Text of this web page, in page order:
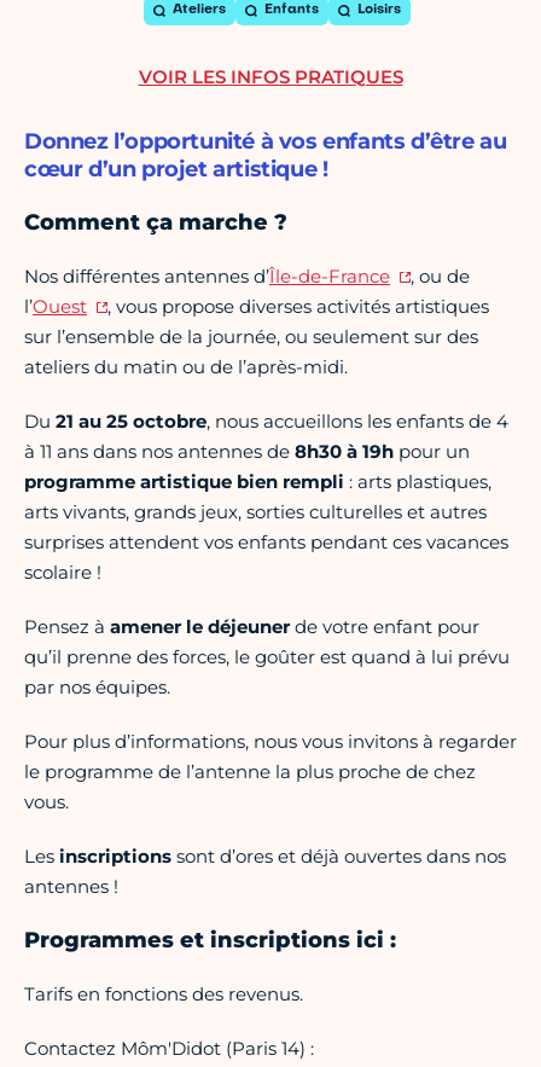
Ateliers Enfants Loisirs
Donnez l’opportunité à vos enfants d’être au
cœur d’un projet artistique !
Comment ça marche ?
Nos différentes antennes d’Île-de-France
, ou de
l’Ouest
, vous propose diverses activités artistiques
sur l’ensemble de la journée, ou seulement sur des
ateliers du matin ou de l’après-midi.
Du 21 au 25 octobre, nous accueillons les enfants de 4
à 11 ans dans nos antennes de 8h30 à 19h pour un
programme artistique bien rempli : arts plastiques,
arts vivants, grands jeux, sorties culturelles et autres
surprises attendent vos enfants pendant ces vacances
scolaire !
Pensez à amener le déjeunerde votre enfant pour
qu’il prenne des forces, le goûter est quand à lui prévu
par nos équipes.
Pour plus d’informations, nous vous invitons à regarder
le programme de l’antenne la plus proche de chez
vous.
Les inscriptions sont d’ores et déjà ouvertes dans nos
antennes !
Programmes et inscriptions ici :
Tarifs en fonctions des revenus.
Contactez Môm'Didot (Paris 14) :
VOIR LES INFOS PRATIQUES